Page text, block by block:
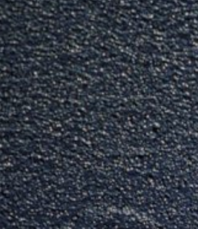
Verarbeitung dieser Daten
installieren:
https://tools.google.com/
Widerspruch gegen
Sie können die Erfassung
der die Erfassung Ihrer Daten
Google Analytics deaktivieren
Mehr Informationen zum
om/analytics/answer/
Auftragsdatenverarbeitung
Wir haben mit Google einen
Datenschutzbehörden bei der
YouTube
Unsere Website nutzt Plugins
94066, USA. Wenn Sie eine
hergestellt. Dabei wird dem
sind, ermöglichen Sie
YouTube-Account ausloggen.
Betreff*
Nachricht
Laden Sie Ihre
Dateigröße